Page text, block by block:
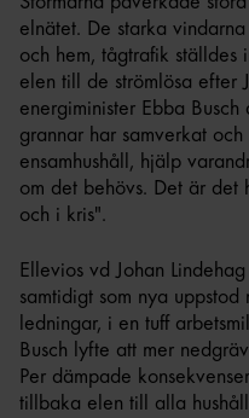
elnätet. De starka
och hem, tågtrafik
elen till de strömlösa efter
energiminister Ebba
grannar har samverkat
ensamhushåll, hjälp
om det behövs. Det är det
och i kris".
Ellevios vd Johan
samtidigt som nya
ledningar, i en tuff
Busch lyfte att mer
Per dämpade
tillbaka elen till alla